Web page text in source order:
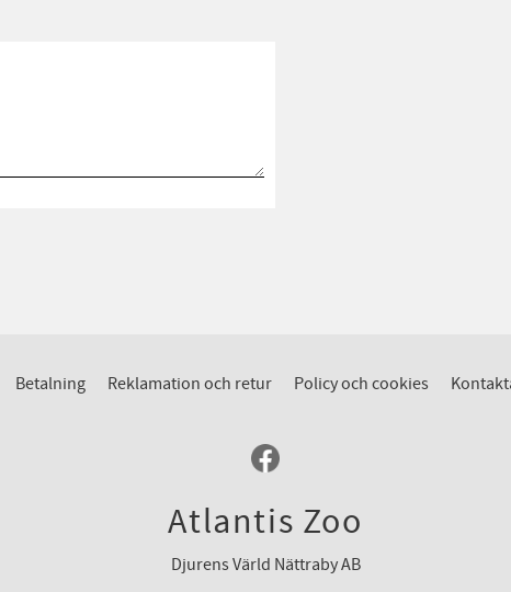
Betalning Reklamation och retur Policy och cookies
Atlantis Zoo
Djurens Värld Nättraby AB